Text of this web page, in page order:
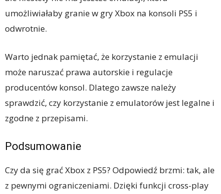
umożliwiałaby granie w gry Xbox na konsoli PS5 i
odwrotnie.
Warto jednak pamiętać, że korzystanie z emulacji
może naruszać prawa autorskie i regulacje
producentów konsol. Dlatego zawsze należy
sprawdzić, czy korzystanie z emulatorów jest legalne i
zgodne z przepisami.
Podsumowanie
Czy da się grać Xbox z PS5? Odpowiedź brzmi: tak, ale
z pewnymi ograniczeniami. Dzięki funkcji cross-play